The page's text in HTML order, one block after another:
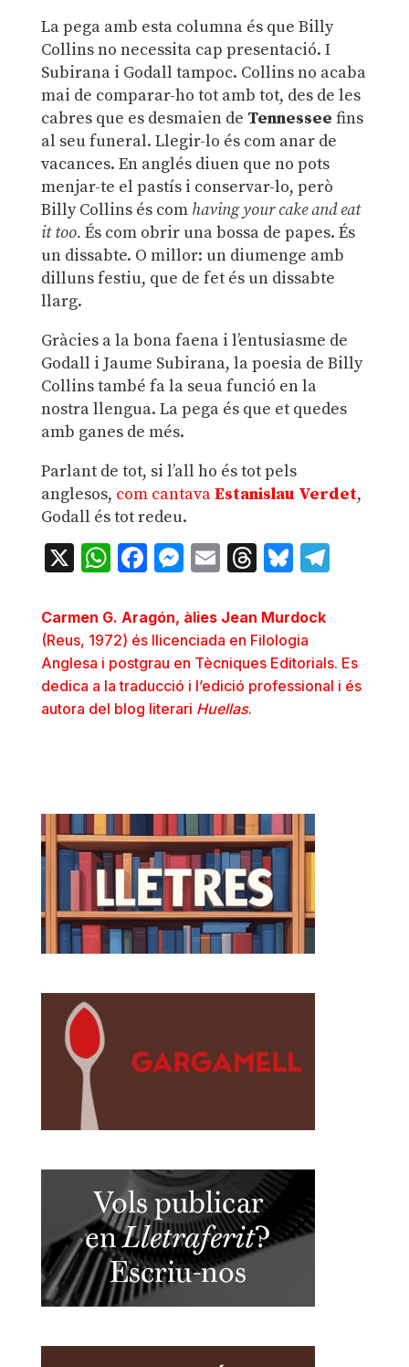
La pega amb esta columna és que Billy
Collins no necessita cap presentació. I
Subirana i Godall tampoc. Collins no acaba
mai de comparar-ho tot amb tot, des de les
cabres que es desmaien de Tennessee fins
al seu funeral. Llegir-lo és com anar de
vacances. En anglés diuen que no pots
menjar-te el pastís i conservar-lo, però
Billy Collins és com having your cake and eat
it too. És com obrir una bossa de papes. És
un dissabte. O millor: un diumenge amb
dilluns festiu, que de fet és un dissabte
llarg.
Gràcies a la bona faena i l’entusiasme de
Godall i Jaume Subirana, la poesia de Billy
Collins també fa la seua funció en la
nostra llengua. La pega és que et quedes
amb ganes de més.
Parlant de tot, si l’all ho és tot pels
anglesos, com cantavaEstanislau Verdet,
Godall és tot redeu.
X WhatsApp
Facebook
Messenger
EmailThreads
Bluesky
Carmen G. Aragón, àlies Jean Murdock
(Reus, 1972) és llicenciada en Filologia
Anglesa i postgrau en Tècniques Editorials. Es
dedica a la traducció i l’edició professional i és
autora del blog literari Huellas.